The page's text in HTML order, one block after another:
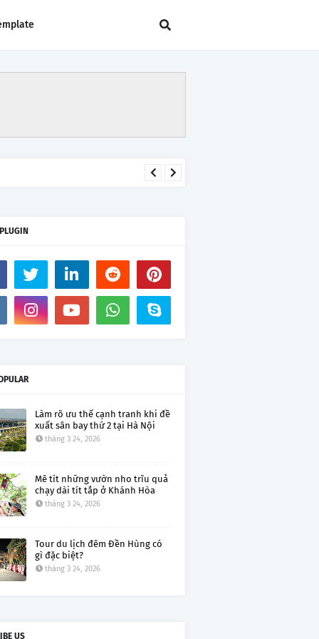
Làm rõ ưu thế cạnh tranh khi đề
xuất sân bay thứ 2 tại Hà Nội
tháng 3 24, 2026
Mê tít những vườn nho trĩu quả
chạy dài tít tắp ở Khánh Hòa
tháng 3 24, 2026
Tour du lịch đêm Đền Hùng có
gì đặc biệt?
tháng 3 24, 2026
US